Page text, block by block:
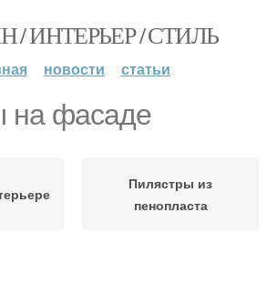
/ ИНТЕРЬЕР / СТИЛЬ
новости статьи
на фасаде
Пилястры из
пенопласта